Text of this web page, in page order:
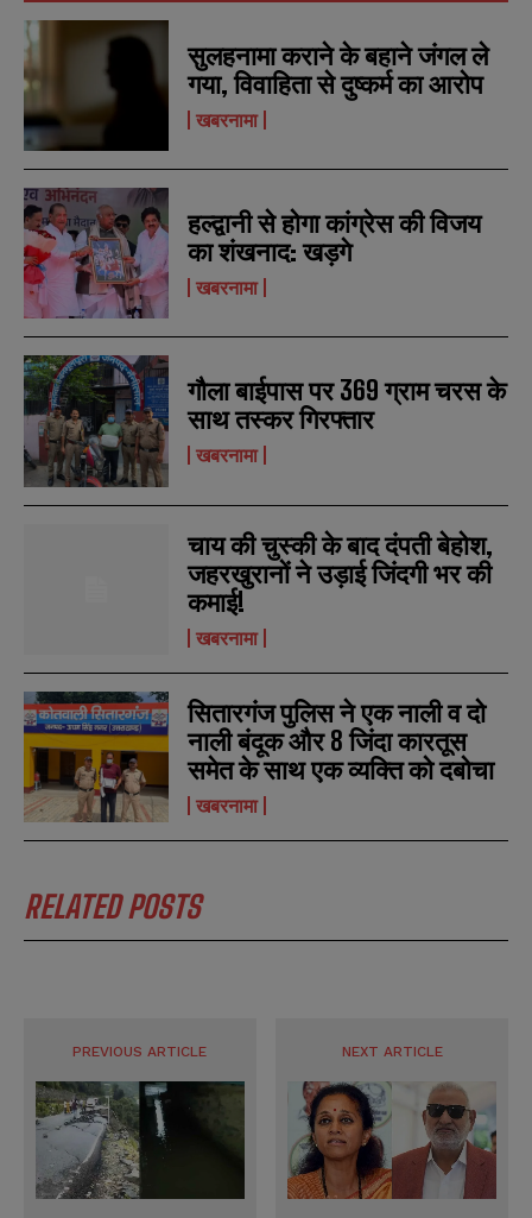
N
e
*
E
a
i
l
*
N
u
m
b
e
r
s
SUBMIT
N
e
*
E
a
i
l
*
N
u
m
b
e
r
s
SUBMIT
सुलहनामा कराने के बहाने जंगल ले
गया, विवाहिता से दुष्कर्म का आरोप
खबरनामा
हल्द्वानी से होगा कांग्रेस की विजय
का शंखनाद: खड़गे
खबरनामा
गौला बाईपास पर 369 ग्राम चरस के
साथ तस्कर गिरफ्तार
खबरनामा
चाय की चुस्की के बाद दंपती बेहोश,
जहरखुरानों ने उड़ाई जिंदगी भर की
कमाई!
खबरनामा
सितारगंज पुलिस ने एक नाली व दो
नाली बंदूक और 8 जिंदा कारतूस
समेत के साथ एक व्यक्ति को दबोचा
खबरनामा
RELATED POSTS
PREVIOUS ARTICLE NEXT ARTICLE